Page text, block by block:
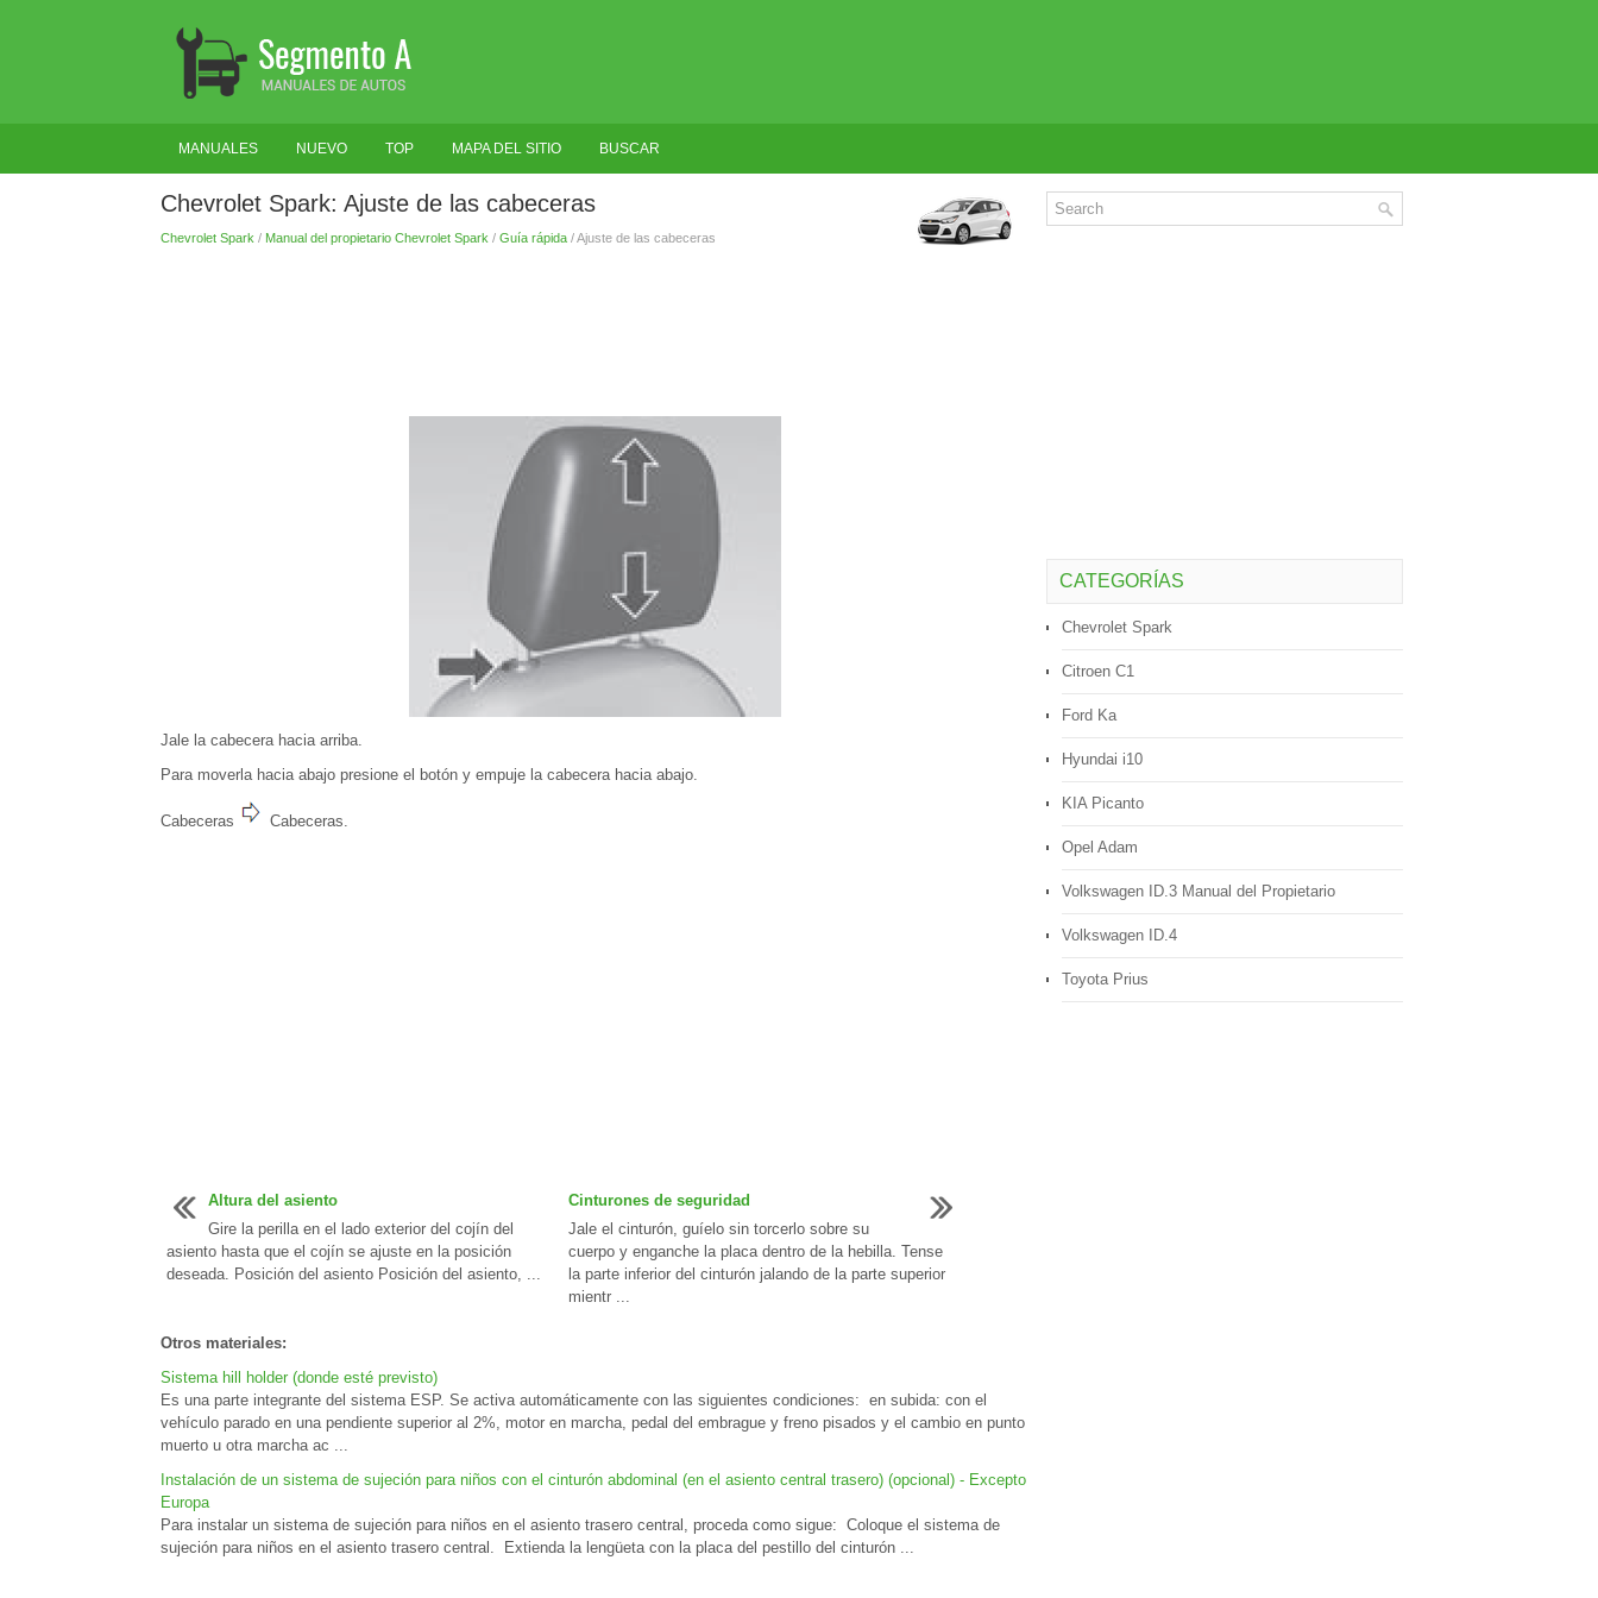
MANUALES NUEVO TOP MAPA DEL SITIO BUSCAR
Chevrolet Spark: Ajuste de las cabeceras
Chevrolet Spark / Manual del propietario Chevrolet Spark / Guía rápida/ Ajuste de las cabeceras
Jale la cabecera hacia arriba.
Para moverla hacia abajo presione el botón y empuje la cabecera hacia abajo.
Cabeceras Cabeceras.
Altura del asiento
Gire la perilla en el lado exterior del cojín del
asiento hasta que el cojín se ajuste en la posición
deseada. Posición del asiento Posición del asiento, ...
Cinturones de seguridad
Jale el cinturón, guíelo sin torcerlo sobre su
cuerpo y enganche la placa dentro de la hebilla. Tense
la parte inferior del cinturón jalando de la parte superior
mientr ...
Otros materiales:
Sistema hill holder (donde esté previsto)
Es una parte integrante del sistema ESP. Se activa automáticamente con las siguientes condiciones: en subida: con el
vehículo parado en una pendiente superior al 2%, motor en marcha, pedal del embrague y freno pisados y el cambio en punto
muerto u otra marcha ac ...
Instalación de un sistema de sujeción para niños con el cinturón abdominal (en el asiento central trasero) (opcional) - Excepto
Europa
Para instalar un sistema de sujeción para niños en el asiento trasero central, proceda como sigue: Coloque el sistema de
sujeción para niños en el asiento trasero central. Extienda la lengüeta con la placa del pestillo del cinturón ...
CATEGORÍAS
Chevrolet Spark
Citroen C1
Ford Ka
Hyundai i10
KIA Picanto
Opel Adam
Volkswagen ID.3 Manual del Propietario
Volkswagen ID.4
Toyota Prius